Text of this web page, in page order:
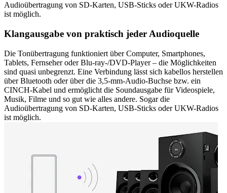
Audioübertragung von SD-Karten, USB-Sticks oder UKW-Radios
ist möglich.
Klangausgabe von praktisch jeder Audioquelle
Die Tonübertragung funktioniert über Computer, Smartphones,
Tablets, Fernseher oder Blu-ray-/DVD-Player – die Möglichkeiten
sind quasi unbegrenzt. Eine Verbindung lässt sich kabellos herstellen
über Bluetooth oder über die 3,5-mm-Audio-Buchse bzw. ein
CINCH-Kabel und ermöglicht die Soundausgabe für Videospiele,
Musik, Filme und so gut wie alles andere. Sogar die
Audioübertragung von SD-Karten, USB-Sticks oder UKW-Radios
ist möglich.